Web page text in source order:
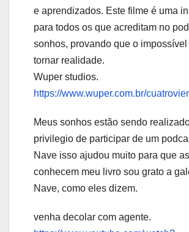
e aprendizados. Este filme é uma
para todos os que acreditam no
sonhos, provando que o
tornar realidade.
Wuper studios.
https://www.wuper.com.br/
Meus sonhos estão sendo
privilegio de participar de um
Nave isso ajudou muito para que
conhecem meu livro sou grato a
Nave, como eles dizem.
venha decolar com agente.